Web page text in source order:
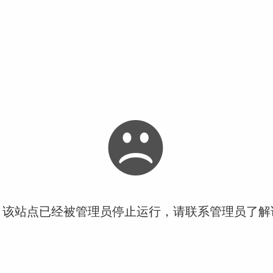
站点已经被管理员停止运行，请联系管理员了